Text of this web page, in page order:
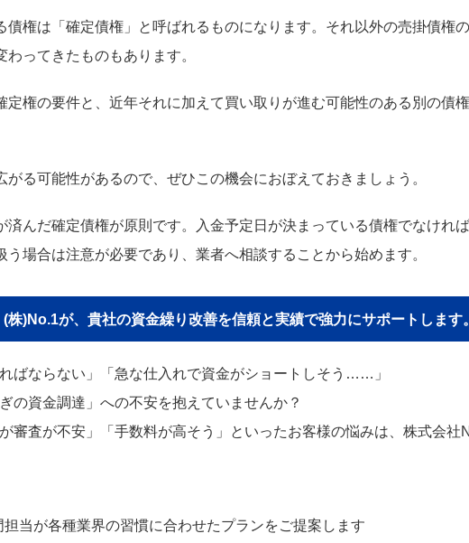
債権は「確定債権」と呼ばれるものになります。それ以外の売掛債権
ってきたものもあります。
権の要件と、近年それに加えて買い取りが進む可能性のある別の債
る可能性があるので、ぜひこの機会におぼえておきましょう。
済んだ確定債権が原則です。入金予定日が決まっている債権でなけれ
場合は注意が必要であり、業者へ相談することから始めます。
株)No.1が、貴社の資金繰り改善を信頼と実績で強力にサポートします。
ばならない」「急な仕入れで資金がショートしそう……」
の資金調達」への不安を抱えていませんか？
審査が不安」「手数料が高そう」といったお客様の悩みは、株式会社
担当が各種業界の習慣に合わせたプランをご提案します